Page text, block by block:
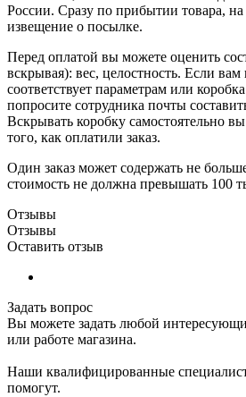
России. Сразу по прибытии товара,
извещение о посылке.
Перед оплатой вы можете оценить
вскрывая): вес, целостность. Если вам
соответствует параметрам или
попросите сотрудника почты
Вскрывать коробку самостоятельно
того, как оплатили заказ.
Один заказ может содержать не
стоимость не должна превышать 100
Отзывы
Отзывы
Оставить отзыв
Задать вопрос
Вы можете задать любой
или работе магазина.
Наши квалифицированные
помогут.